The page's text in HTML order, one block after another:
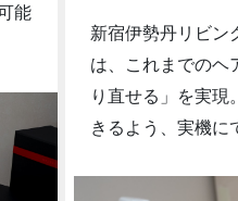
能
新宿伊勢丹リビン
は、これまでのヘ
り直せる」を実
きるよう、実機に